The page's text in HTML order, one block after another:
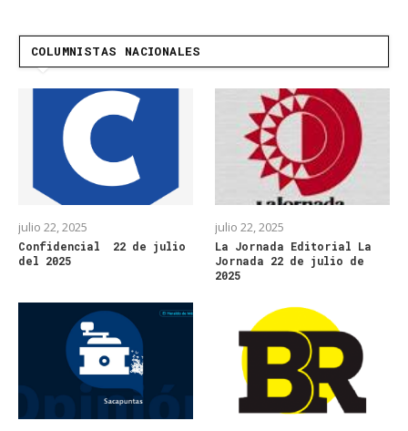
COLUMNISTAS NACIONALES
julio 22, 2025
Confidencial 22 de julio
del 2025
julio 22, 2025
La Jornada Editorial La
Jornada 22 de julio de
2025